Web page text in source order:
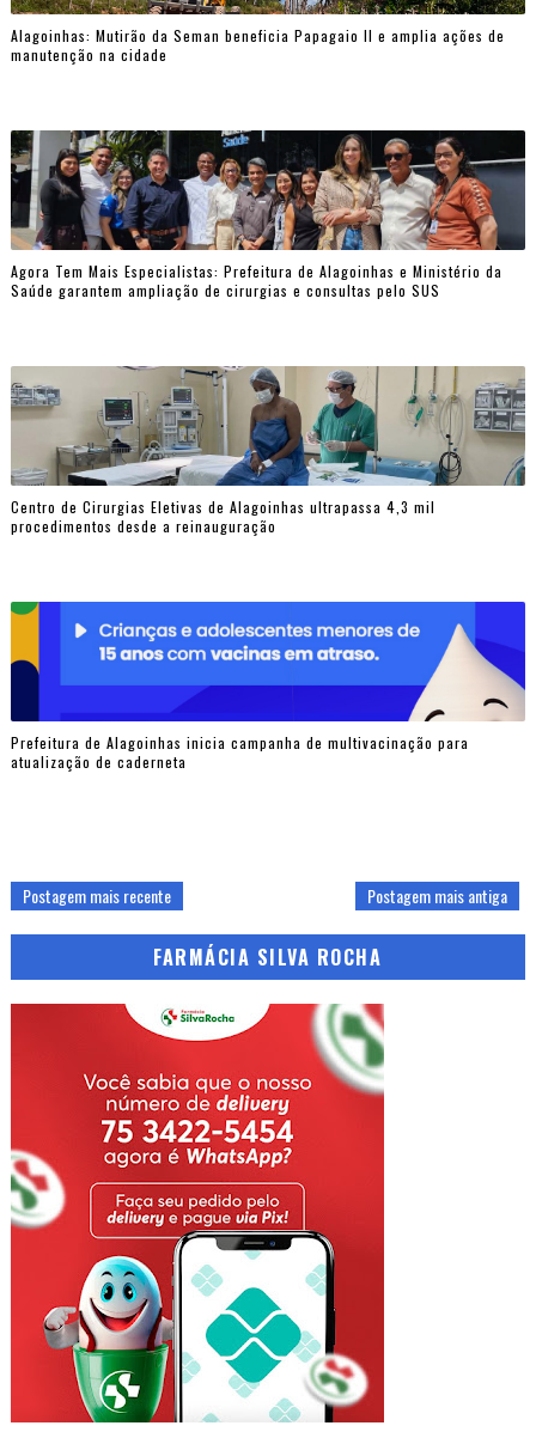
Alagoinhas: Mutirão da Seman beneficia Papagaio II e amplia ações de
manutenção na cidade
Agora Tem Mais Especialistas: Prefeitura de Alagoinhas e Ministério da
Saúde garantem ampliação de cirurgias e consultas pelo SUS
Centro de Cirurgias Eletivas de Alagoinhas ultrapassa 4,3 mil
procedimentos desde a reinauguração
Prefeitura de Alagoinhas inicia campanha de multivacinação para
atualização de caderneta
Postagem mais recente Postagem mais antiga
FARMÁCIA SILVA ROCHA